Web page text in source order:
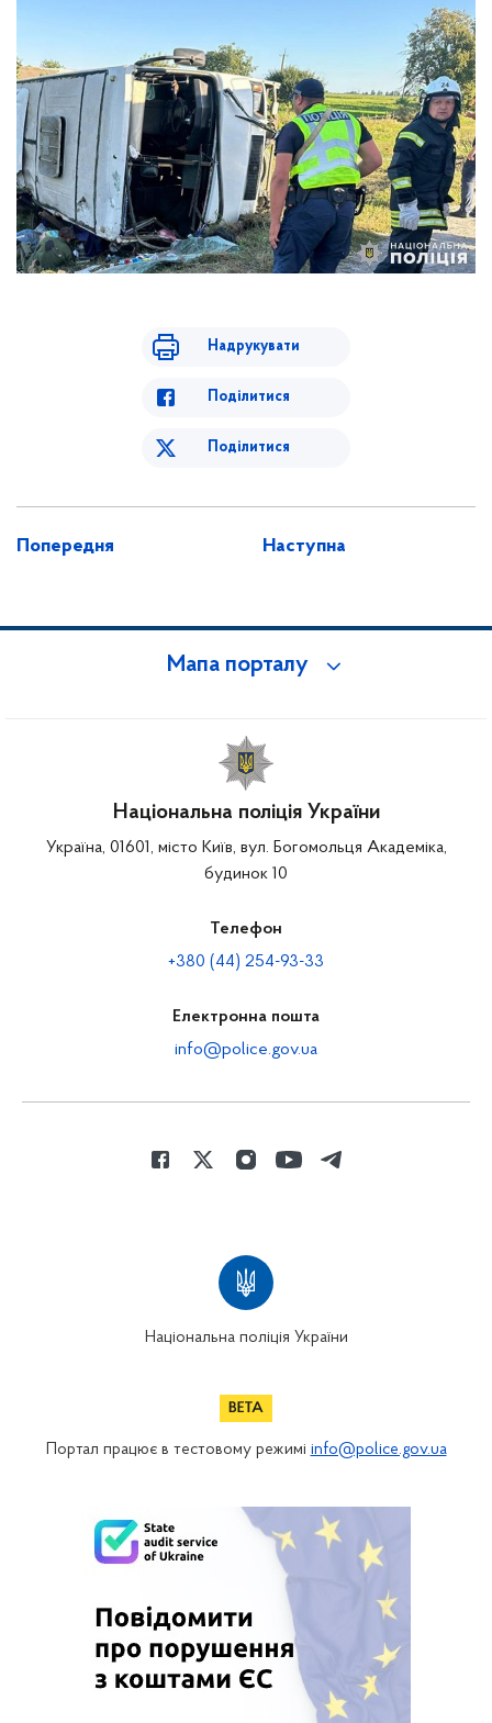
Надрукувати
Поділитися
Поділитися
Попередня Наступна
Мапа порталу
Національна поліція України
Україна, 01601, місто Київ, вул. Богомольця Академіка,
будинок 10
Телефон
+380 (44) 254-93-33
Електронна пошта
info@police.gov.ua
Національна поліція України
Портал працює в тестовому режимі info@police.gov.ua